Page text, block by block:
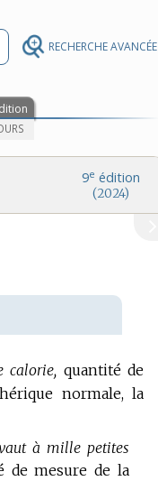
RECHERCHE AVANCÉE
9e édition
(2024)
calorie, quantité de
normale, la
à mille petites
de mesure de la